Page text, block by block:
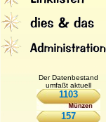
Der Datenbestand
umfaßt aktuell
1103
157